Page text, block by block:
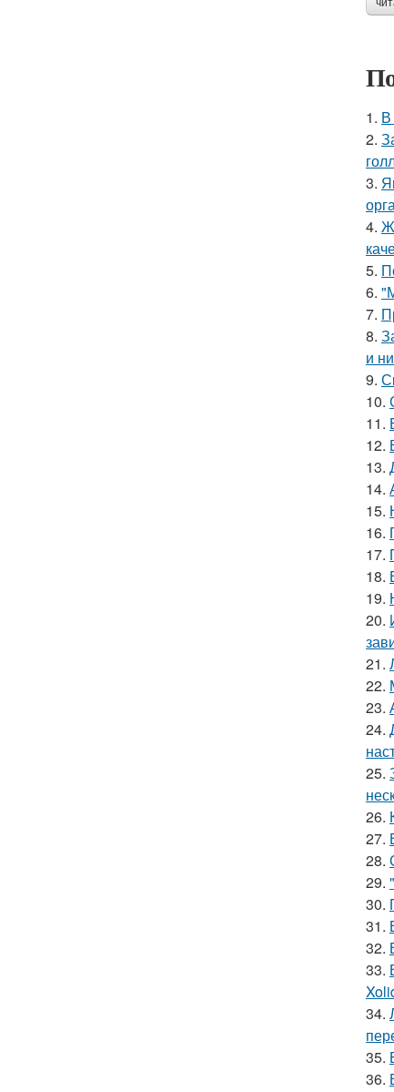
1. В
2.
3.
4.
5.
6.
7.
8.
и
9.
10.
11.
12.
13.
14.
15.
16.
17.
18.
19.
20.
21.
22.
23.
24.
25.
26.
27.
28.
29.
30.
31.
32.
33.
34.
35.
36.